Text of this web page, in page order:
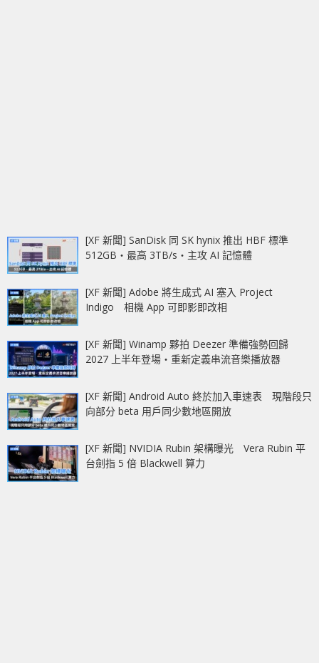
[XF 新聞] SanDisk 同 SK hynix 推出 HBF 標準
512GB‧最高 3TB/s‧主攻 AI 記憶體
[XF 新聞] Adobe 將生成式 AI 塞入 Project
Indigo 相機 App 可即影即改相
[XF 新聞] Winamp 夥拍 Deezer 準備強勢回歸
2027 上半年登場‧重新定義串流音樂播放器
[XF 新聞] Android Auto 終於加入車速表 現階段只
向部分 beta 用戶同少數地區開放
[XF 新聞] NVIDIA Rubin 架構曝光 Vera Rubin 平
台劍指 5 倍 Blackwell 算力